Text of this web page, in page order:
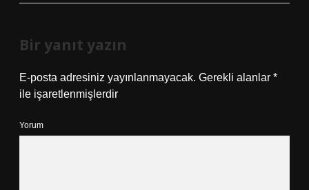
Bir yanıt yazın
E-posta adresiniz yayınlanmayacak. Gerekli alanlar *
ile işaretlenmişlerdir
Yorum